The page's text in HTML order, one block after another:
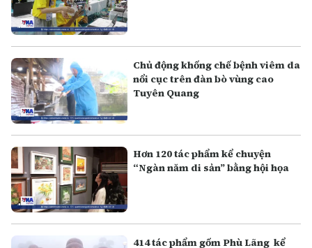
Chủ động khống chế bệnh viêm da
nổi cục trên đàn bò vùng cao
Tuyên Quang
Hơn 120 tác phẩm kể chuyện
“Ngàn năm di sản” bằng hội họa
414 tác phẩm gốm Phù Lãng kể